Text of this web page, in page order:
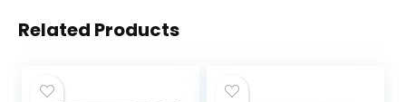
Related Products